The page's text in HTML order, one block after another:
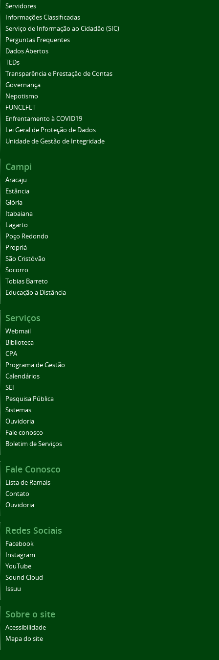
Servidores
Informações Classificadas
Serviço de Informação ao Cidadão (SIC)
Perguntas Frequentes
Dados Abertos
TEDs
Transparência e Prestação de Contas
Governança
Nepotismo
FUNCEFET
Enfrentamento à COVID19
Lei Geral de Proteção de Dados
Unidade de Gestão de Integridade
Campi
Aracaju
Estância
Glória
Itabaiana
Lagarto
Poço Redondo
Propriá
São Cristóvão
Socorro
Tobias Barreto
Educação a Distância
Serviços
Webmail
Biblioteca
CPA
Programa de Gestão
Calendários
SEI
Pesquisa Pública
Sistemas
Ouvidoria
Fale conosco
Boletim de Serviços
Fale Conosco
Lista de Ramais
Contato
Ouvidoria
Redes Sociais
Facebook
Instagram
YouTube
Sound Cloud
Issuu
Sobre o site
Acessibilidade
Mapa do site